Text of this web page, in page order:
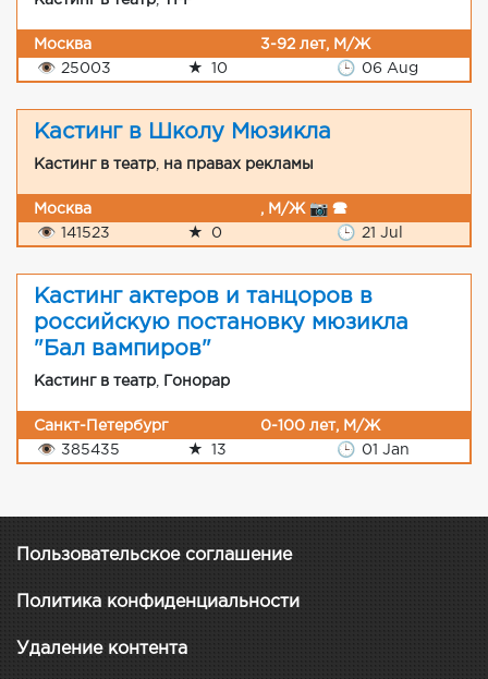
Москва
3-92 лет, М/Ж
👁 25003 ★ 10 🕒 06 Aug
Кастинг в Школу Мюзикла
Кастинг в театр на правах рекламы
Москва
, М/Ж 📷 🕿
👁 141523 ★ 0 🕒 21 Jul
Кастинг актеров и танцоров в
российскую постановку мюзикла
"Бал вампиров"
Кастинг в театр Гонорар
Санкт-Петербург
0-100 лет, М/Ж
👁 385435 ★ 13 🕒 01 Jan
Пользовательское соглашение
Политика конфиденциальности
Удаление контента